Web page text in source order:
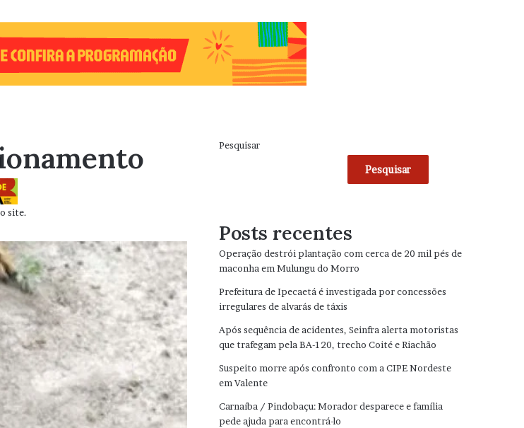
site.
Pesquisar
Pesquisar
Posts recentes
Operação destrói plantação com cerca de 20 mil pés de
maconha em Mulungu do Morro
Prefeitura de Ipecaetá é investigada por concessões
irregulares de alvarás de táxis
Após sequência de acidentes, Seinfra alerta motoristas
que trafegam pela BA-120, trecho Coité e Riachão
Suspeito morre após confronto com a CIPE Nordeste
em Valente
Carnaíba / Pindobaçu: Morador desparece e família
pede ajuda para encontrá-lo